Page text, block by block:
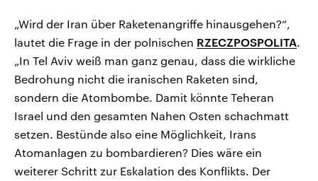
und Kandidaten der anstehenden
Wahl.
Audio-Archiv
„Wird der Iran über Raketenangriffe hinausgehen?“,
lautet die Frage in der polnischen RZECZPOSPOLITA.
„In Tel Aviv weiß man ganz genau, dass die wirkliche
Bedrohung nicht die iranischen Raketen sind,
sondern die Atombombe. Damit könnte Teheran
Israel und den gesamten Nahen Osten schachmatt
setzen. Bestünde also eine Möglichkeit, Irans
Atomanlagen zu bombardieren? Dies wäre ein
weiterer Schritt zur Eskalation des Konflikts. Der